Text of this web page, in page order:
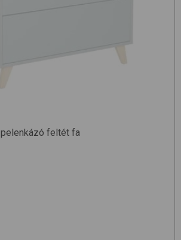
pelenkázó feltét fa